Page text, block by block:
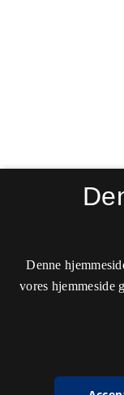
Denne
vores hjemmeside